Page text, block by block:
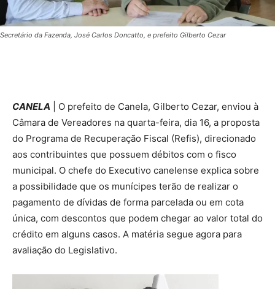
Secretário da Fazenda, José Carlos Doncatto, e prefeito Gilberto Cezar
CANELA | O prefeito de Canela, Gilberto Cezar, enviou à
Câmara de Vereadores na quarta-feira, dia 16, a proposta
do Programa de Recuperação Fiscal (Refis), direcionado
aos contribuintes que possuem débitos com o fisco
municipal. O chefe do Executivo canelense explica sobre
a possibilidade que os munícipes terão de realizar o
pagamento de dívidas de forma parcelada ou em cota
única, com descontos que podem chegar ao valor total do
crédito em alguns casos. A matéria segue agora para
avaliação do Legislativo.